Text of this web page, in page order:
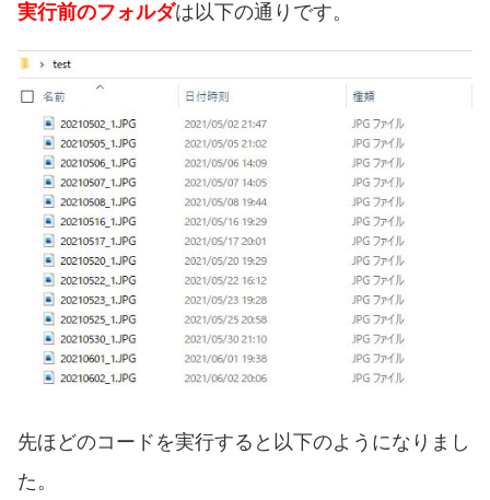
実行前のフォルダは以下の通りです。
先ほどのコードを実行すると以下のようになりまし
た。